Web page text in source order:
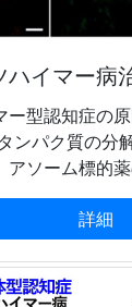
ハイマー病
ー型認知症の
ンパク質の分
アソーム標的
詳細